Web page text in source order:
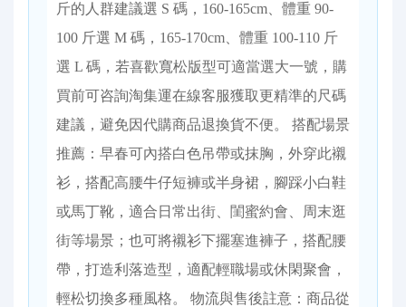
斤的人群建議選 S 碼，160-165cm、體重 90-
100 斤選 M 碼，165-170cm、體重 100-110 斤
選 L 碼，若喜歡寬松版型可適當選大一號，購
買前可咨詢淘集運在線客服獲取更精準的尺碼
建議，避免因代購商品退換貨不便。 搭配場景
推薦：早春可內搭白色吊帶或抹胸，外穿此襯
衫，搭配高腰牛仔短褲或半身裙，腳踩小白鞋
或馬丁靴，適合日常出街、閨蜜約會、周末逛
街等場景；也可將襯衫下擺塞進褲子，搭配腰
帶，打造利落造型，適配輕職場或休閑聚會，
輕松切換多種風格。 物流與售後註意：商品從